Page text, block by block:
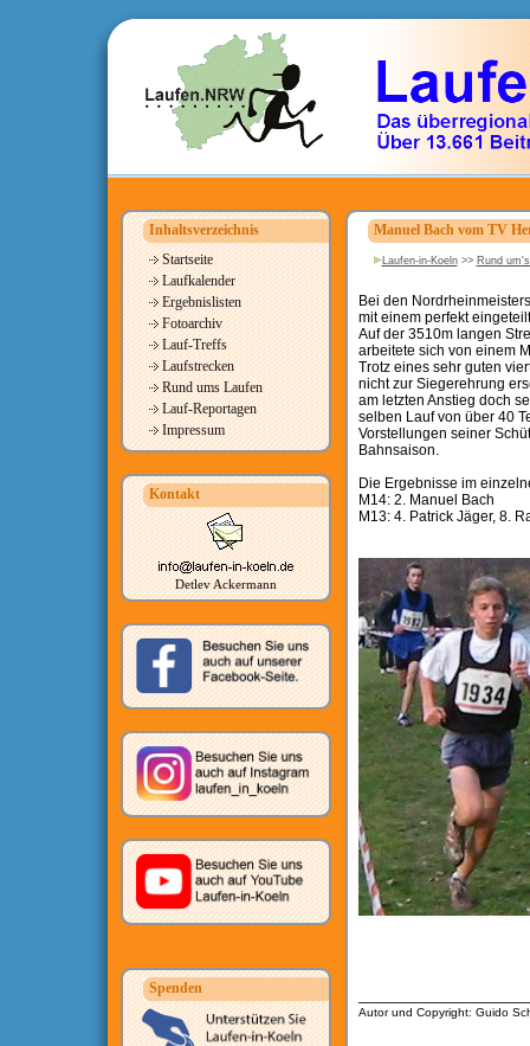
Inhaltsverzeichnis
Startseite
Laufkalender
Ergebnislisten
Fotoarchiv
Lauf-Treffs
Laufstrecken
Rund ums Laufen
Lauf-Reportagen
Impressum
Kontakt
Detlev Ackermann
Spenden
Manuel Bach vom TV
Laufen-in-Koeln>> Rund
Bei den
mit einem perfekt
Auf der 3510m langen
arbeitete sich von einem
Trotz eines sehr guten
nicht zur Siegerehrung
am letzten Anstieg doch
selben Lauf von über 40
Vorstellungen seiner
Bahnsaison.
Die Ergebnisse im
M14: 2. Manuel Bach
M13: 4. Patrick Jäger, 8.
Autor und Copyright: Guido